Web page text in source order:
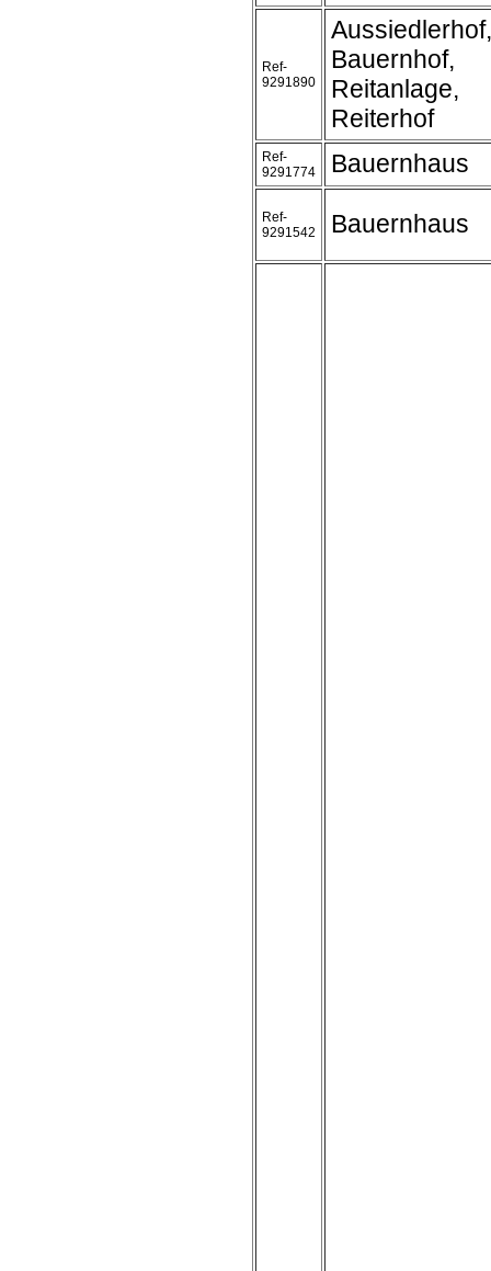
Ref-
9291890
Aussiedlerhof,
Bauernhof,
Reitanlage,
Reiterhof
Ref-
9291774
Bauernhaus
Ref-
9291542
Bauernhaus